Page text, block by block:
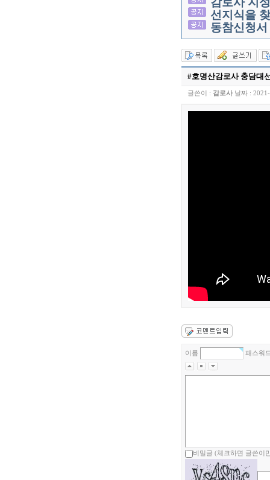
선지식을
동참신청
#호명산감로사 충담대
글쓴이 : 감로사 날짜 :
이름 패스워
비밀글 (체크하면 글쓴이